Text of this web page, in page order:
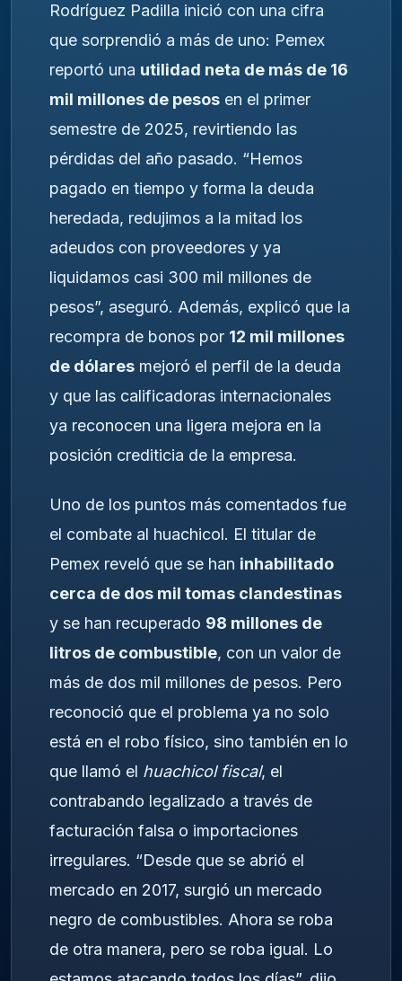
Rodríguez Padilla inició con una cifra
que sorprendió a más de uno: Pemex
reportó una utilidad neta de más de 16
mil millones de pesos en el primer
semestre de 2025, revirtiendo las
pérdidas del año pasado. “Hemos
pagado en tiempo y forma la deuda
heredada, redujimos a la mitad los
adeudos con proveedores y ya
liquidamos casi 300 mil millones de
pesos”, aseguró. Además, explicó que la
recompra de bonos por 12 mil millones
de dólares mejoró el perfil de la deuda
y que las calificadoras internacionales
ya reconocen una ligera mejora en la
posición crediticia de la empresa.
Uno de los puntos más comentados fue
el combate al huachicol. El titular de
Pemex reveló que se han inhabilitado
cerca de dos mil tomas clandestinas
y se han recuperado 98 millones de
litros de combustible, con un valor de
más de dos mil millones de pesos. Pero
reconoció que el problema ya no solo
está en el robo físico, sino también en lo
que llamó el huachicol fiscal, el
contrabando legalizado a través de
facturación falsa o importaciones
irregulares. “Desde que se abrió el
mercado en 2017, surgió un mercado
negro de combustibles. Ahora se roba
de otra manera, pero se roba igual. Lo